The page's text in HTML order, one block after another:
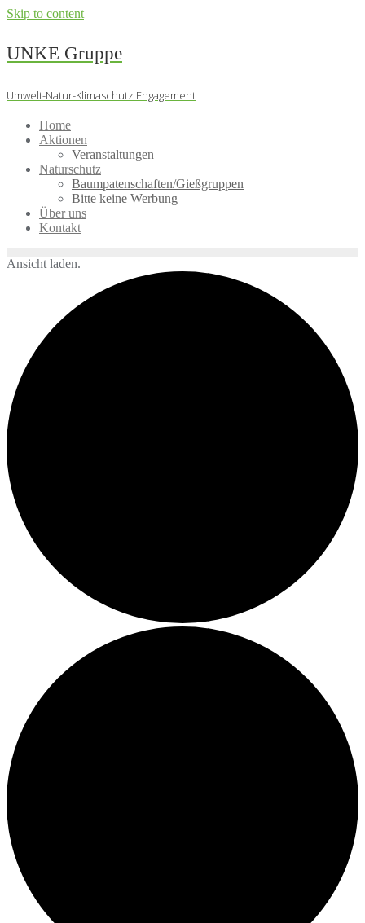
Skip to content
UNKE Gruppe
Umwelt-Natur-Klimaschutz Engagement
Home
Aktionen
Veranstaltungen
Naturschutz
Baumpatenschaften/Gießgruppen
Bitte keine Werbung
Über uns
Kontakt
Ansicht laden.